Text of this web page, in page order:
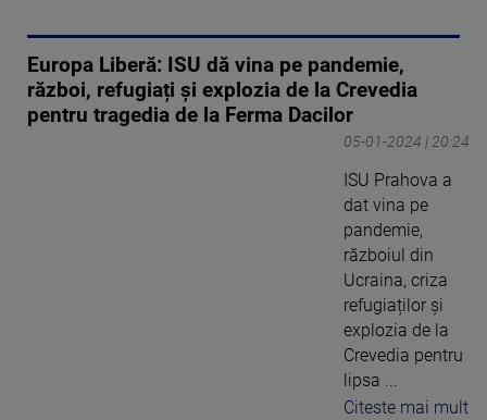
Europa Liberă: ISU dă vina pe pandemie,
război, refugiați și explozia de la Crevedia
pentru tragedia de la Ferma Dacilor
05-01-2024 | 20:24
ISU Prahova a
dat vina pe
pandemie,
războiul din
Ucraina, criza
refugiaților și
explozia de la
Crevedia pentru
lipsa ...
Citeste mai mult